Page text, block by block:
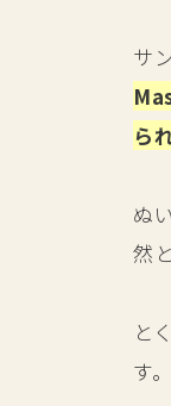
サ
ら
ぬ
然
と
す。